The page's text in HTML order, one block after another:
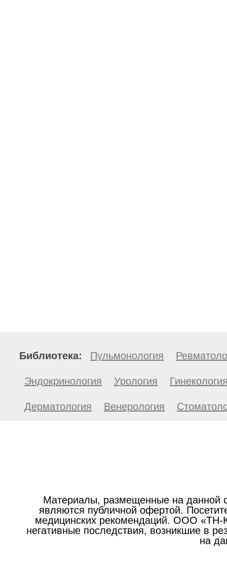
Библиотека: Пульмонология
Эндокринология Урология
Дерматология Венерология
Материалы, размещенные на данной
являются публичной офертой.
медицинских рекомендаций. ООО «ТН-
негативные последствия, возникшие в
на